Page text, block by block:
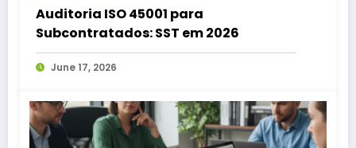
Auditoria ISO 45001 para
Subcontratados: SST em 2026
June 17, 2026